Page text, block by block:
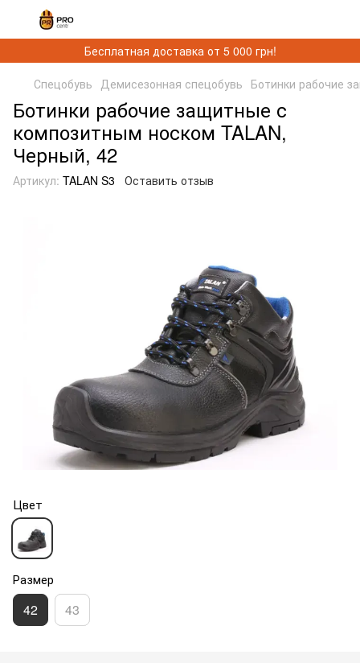
Бесплатная доставка от 5 000 грн!
Спецобувь Демисезонная спецобувь Ботинки рабочие
Ботинки рабочие защитные с
композитным носком TALAN,
Черный, 42
Артикул: TALAN S3 Оставить отзыв
Цвет
Размер
42 43